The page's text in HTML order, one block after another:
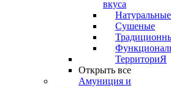
вкуса
Натуральные
Сушеные
ТерриториЯ
Открыть все
Амуниция и